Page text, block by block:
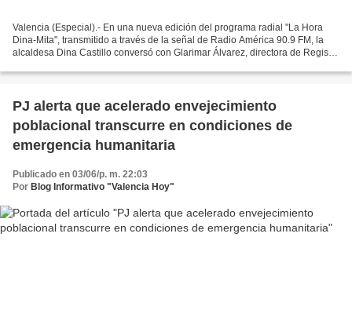
Valencia (Especial).- En una nueva edición del programa radial "La Hora
Dina-Mita", transmitido a través de la señal de Radio América 90.9 FM, la
alcaldesa Dina Castillo conversó con Glarimar Álvarez, directora de Registro
PJ alerta que acelerado envejecimiento
poblacional transcurre en condiciones de
emergencia humanitaria
Publicado en 03/06/p. m. 22:03
Por Blog Informativo "Valencia Hoy"